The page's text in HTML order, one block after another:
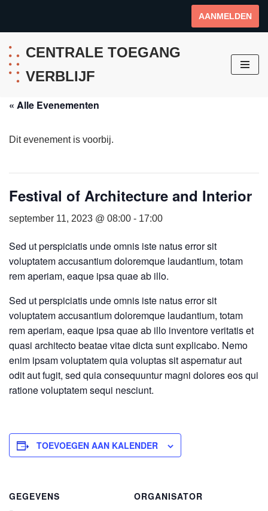
Ga
naar
de
inhoud
AANMELDEN
CENTRALE TOEGANG
VERBLIJF
« Alle Evenementen
Dit evenement is voorbij.
Festival of Architecture and Interior
september 11, 2023 @ 08:00 - 17:00
Sed ut perspiciatis unde omnis iste natus error sit
voluptatem accusantium doloremque laudantium, totam
rem aperiam, eaque ipsa quae ab illo.
Sed ut perspiciatis unde omnis iste natus error sit
voluptatem accusantium doloremque laudantium, totam
rem aperiam, eaque ipsa quae ab illo inventore veritatis et
quasi architecto beatae vitae dicta sunt explicabo. Nemo
enim ipsam voluptatem quia voluptas sit aspernatur aut
odit aut fugit, sed quia consequuntur magni dolores eos qui
ratione voluptatem sequi nesciunt.
TOEVOEGEN AAN KALENDER
GEGEVENS
ORGANISATOR